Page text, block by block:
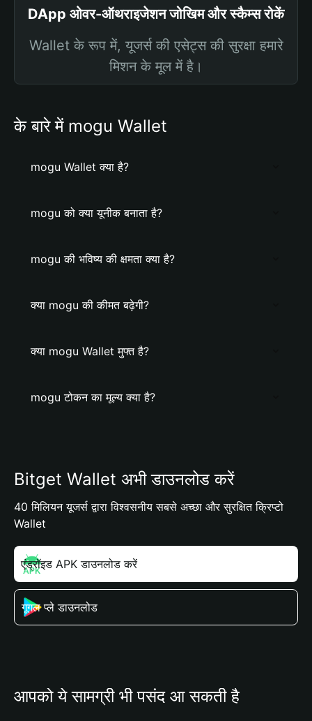
DApp ओवर-ऑथराइजेशन जोखिम और स्कैम्स रोकें
Wallet के रूप में, यूजर्स की एसेट्स की सुरक्षा हमारे
मिशन के मूल में है।
के बारे में mogu Wallet
mogu Wallet क्या है?
mogu को क्या यूनीक बनाता है?
mogu की भविष्य की क्षमता क्या है?
क्या mogu की कीमत बढ़ेगी?
क्या mogu Wallet मुफ्त है?
mogu टोकन का मूल्य क्या है?
Bitget Wallet अभी डाउनलोड करें
40 मिलियन यूजर्स द्वारा विश्वसनीय सबसे अच्छा और सुरक्षित क्रिप्टो
Wallet
एंड्रॉइड APK डाउनलोड करें
गूगल प्ले डाउनलोड
आपको ये सामग्री भी पसंद आ सकती है